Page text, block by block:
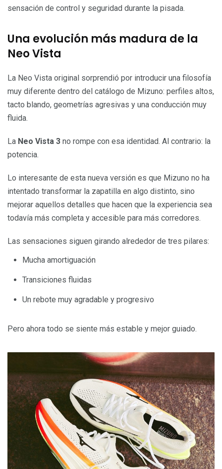
sensación de control y seguridad durante la pisada.
Una evolución más madura de la
Neo Vista
La Neo Vista original sorprendió por introducir una filosofía
muy diferente dentro del catálogo de Mizuno: perfiles altos,
tacto blando, geometrías agresivas y una conducción muy
fluida.
La Neo Vista 3 no rompe con esa identidad. Al contrario: la
potencia.
Lo interesante de esta nueva versión es que Mizuno no ha
intentado transformar la zapatilla en algo distinto, sino
mejorar aquellos detalles que hacen que la experiencia sea
todavía más completa y accesible para más corredores.
Las sensaciones siguen girando alrededor de tres pilares:
Mucha amortiguación
Transiciones fluidas
Un rebote muy agradable y progresivo
Pero ahora todo se siente más estable y mejor guiado.